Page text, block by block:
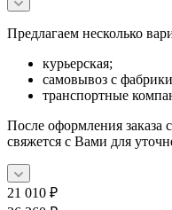
Предлагаем несколько
курьерская;
самовывоз с
транспортные
После оформления заказа
свяжется с Вами для
21 010 ₽